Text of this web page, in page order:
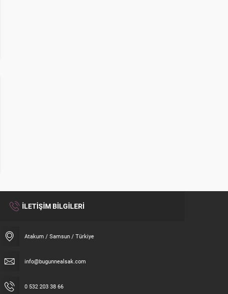
İLETİŞİM BİLGİLERİ
Atakum / Samsun / Türkiye
info@bugunnealsak.com
0 532 203 38 66